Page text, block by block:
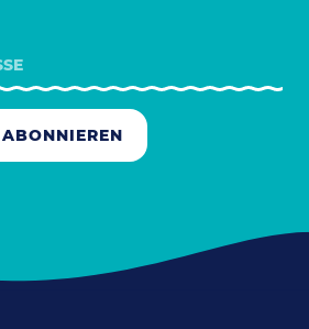
ABONNIEREN